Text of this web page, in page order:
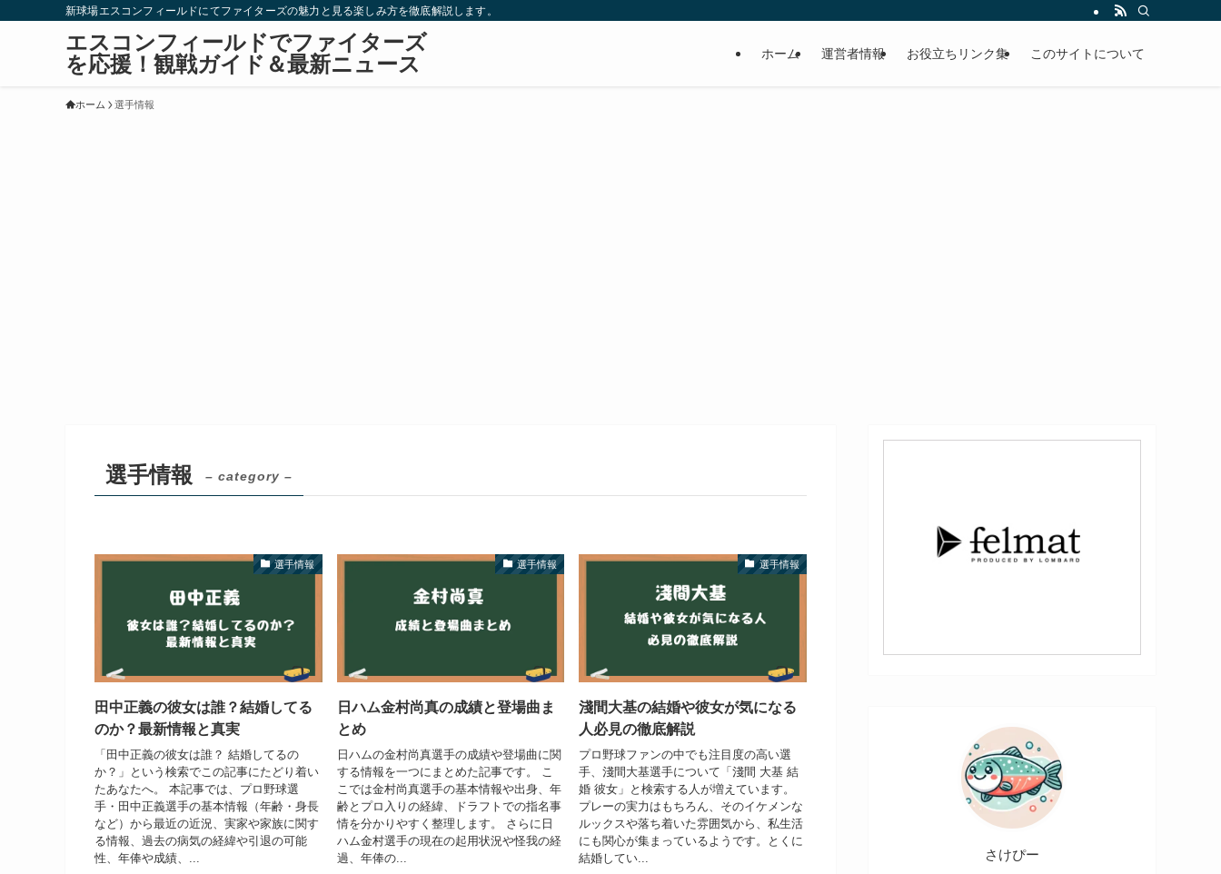
新球場エスコンフィールドにてファイターズの魅力と見る楽しみ方を徹底解説します。
エスコンフィールドでファイターズ
を応援！観戦ガイド＆最新ニュース
ホーム 運営者情報 お役立ちリンク集 このサイトについて
ホーム 選手情報
選手情報 – category –
選手情報
田中正義の彼女は誰？結婚してる
のか？最新情報と真実
「田中正義の彼女は誰？ 結婚してるの
か？」という検索でこの記事にたどり着い
たあなたへ。 本記事では、プロ野球選
手・田中正義選手の基本情報（年齢・身長
など）から最近の近況、実家や家族に関す
る情報、過去の病気の経緯や引退の可能
性、年俸や成績、...
選手情報
日ハム金村尚真の成績と登場曲ま
とめ
日ハムの金村尚真選手の成績や登場曲に関
する情報を一つにまとめた記事です。 こ
こでは金村尚真選手の基本情報や出身、年
齢とプロ入りの経緯、ドラフトでの指名事
情を分かりやすく整理します。 さらに日
ハム金村選手の現在の起用状況や怪我の経
過、年俸の...
選手情報
淺間大基の結婚や彼女が気になる
人必見の徹底解説
プロ野球ファンの中でも注目度の高い選
手、淺間大基選手について「淺間 大基 結
婚 彼女」と検索する人が増えています。
プレーの実力はもちろん、そのイケメンな
ルックスや落ち着いた雰囲気から、私生活
にも関心が集まっているようです。とくに
結婚してい...
さけぴー